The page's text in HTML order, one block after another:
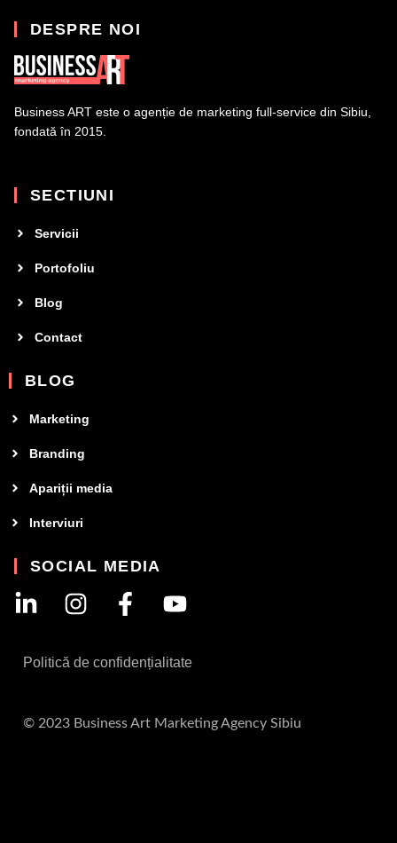
DESPRE NOI
Business ART este o agenție de marketing full-service din Sibiu,
fondată în 2015.
SECTIUNI
Servicii
Portofoliu
Blog
Contact
BLOG
Marketing
Branding
Apariții media
Interviuri
SOCIAL MEDIA
Politică de confidențialitate
© 2023 Business Art Marketing Agency Sibiu